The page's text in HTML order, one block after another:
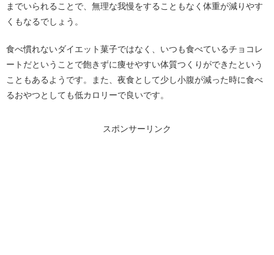
までいられることで、無理な我慢をすることもなく体重が減りやす
くもなるでしょう。
食べ慣れないダイエット菓子ではなく、いつも食べているチョコレ
ートだということで飽きずに痩せやすい体質つくりができたという
こともあるようです。また、夜食として少し小腹が減った時に食べ
るおやつとしても低カロリーで良いです。
スポンサーリンク